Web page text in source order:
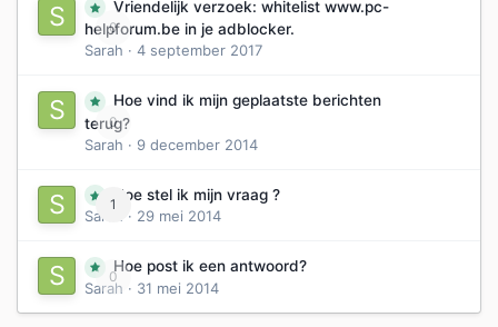
0
Vriendelijk verzoek: whitelist www.pc-
helpforum.be in je adblocker.
Sarah · 4 september 2017
0
Hoe vind ik mijn geplaatste berichten
terug?
Sarah · 9 december 2014
1
Hoe stel ik mijn vraag ?
Sarah
· 29 mei 2014
0
Hoe post ik een antwoord?
Sarah · 31 mei 2014